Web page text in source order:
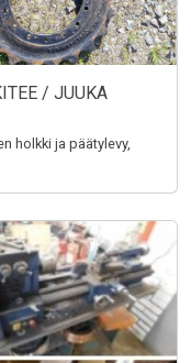
/ JUUKA
holkki ja päätylevy,